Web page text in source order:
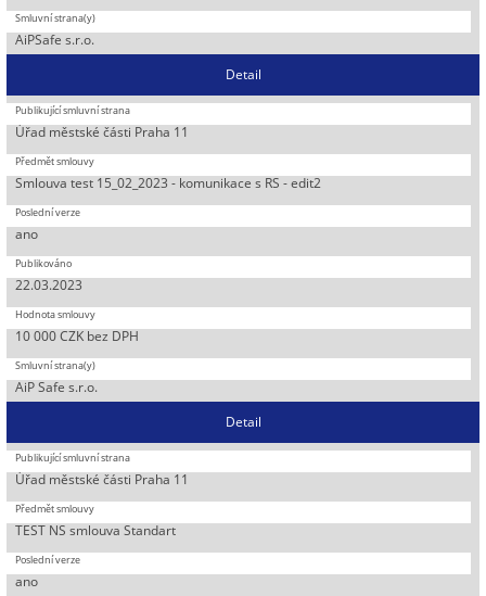
AiPSafe s.r.o.
Detail
Úřad městské části Praha 11
Smlouva test 15_02_2023 - komunikace s RS - edit2
ano
22.03.2023
10 000 CZK bez DPH
AiP Safe s.r.o.
Detail
Úřad městské části Praha 11
TEST NS smlouva Standart
ano